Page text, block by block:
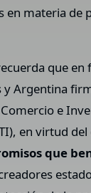
en materia de
que en
y Argentina
e
en virtud
que